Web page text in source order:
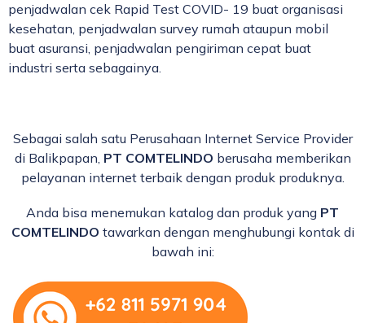
penjadwalan cek Rapid Test COVID- 19 buat organisasi
kesehatan, penjadwalan survey rumah ataupun mobil
buat asuransi, penjadwalan pengiriman cepat buat
industri serta sebagainya.
Sebagai salah satu Perusahaan Internet Service Provider
di Balikpapan, PT COMTELINDO berusaha memberikan
pelayanan internet terbaik dengan produk produknya.
Anda bisa menemukan katalog dan produk yang PT
COMTELINDO tawarkan dengan menghubungi kontak di
bawah ini: